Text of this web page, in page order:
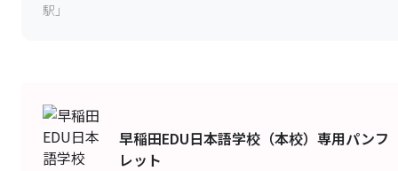
駅」
早稲田EDU日本語学校（本校） 専用パンフ
レット